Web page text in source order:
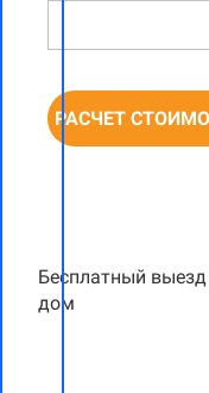
РАСЧЕТ
Бесплатный
дом